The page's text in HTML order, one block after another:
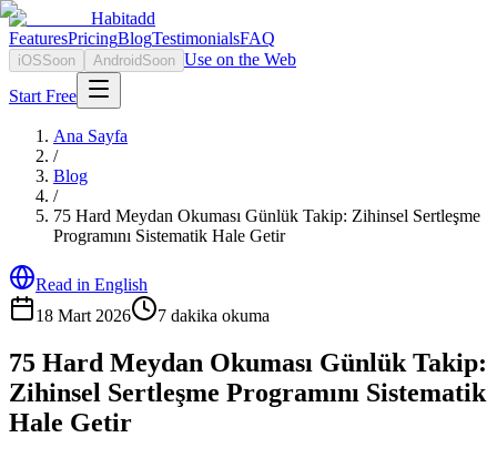
Habitadd
FeaturesPricingBlogTestimonialsFAQ
iOSSoon Android Soon Use on the Web
Start Free
Ana Sayfa
/
Blog
/
75 Hard Meydan Okuması Günlük Takip: Zihinsel Sertleşme
Programını Sistematik Hale Getir
Read in English
18 Mart 2026
7 dakika okuma
75 Hard Meydan Okuması Günlük Takip:
Zihinsel Sertleşme Programını Sistematik
Hale Getir